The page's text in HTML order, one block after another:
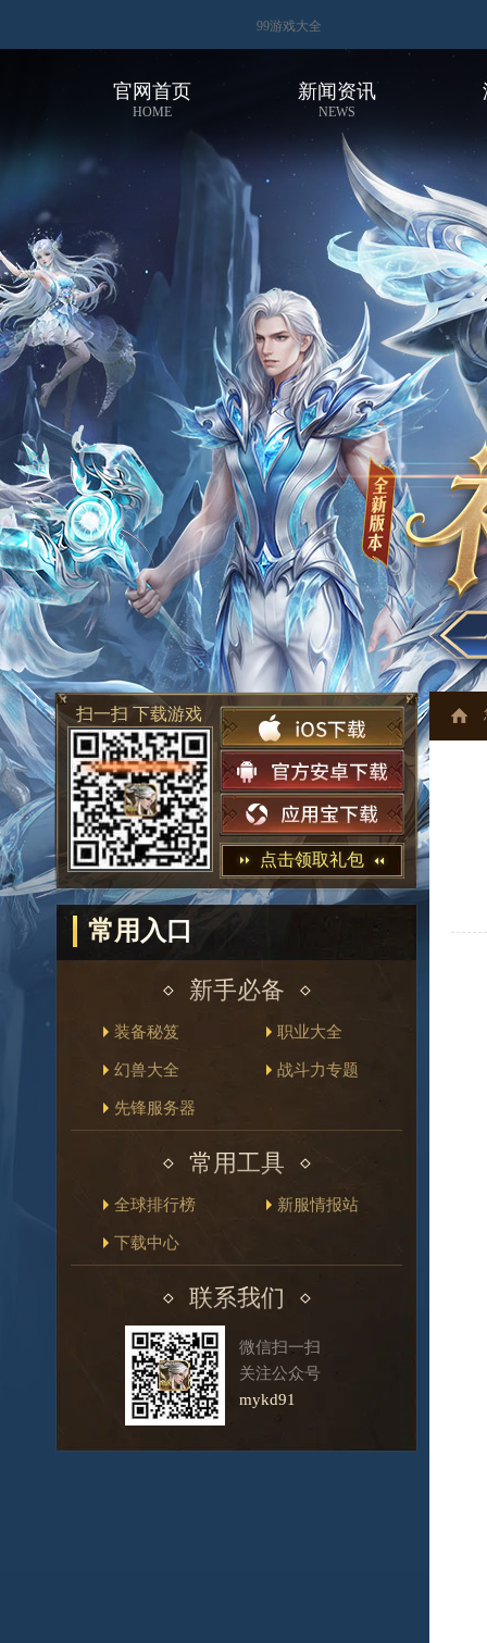
99游戏大全
官网首页
HOME
新闻资讯
NEWS
扫一扫 下载游戏
点击领取礼包
常用入口
新手必备
装备秘笈 职业大全
幻兽大全 战斗力专题
先锋服务器
常用工具
全球排行榜 新服情报站
下载中心
联系我们
微信扫一扫
关注公众号
mykd91